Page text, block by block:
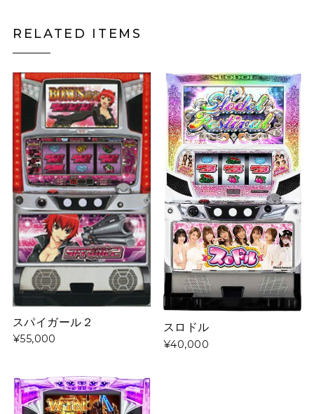
RELATED ITEMS
スパイガール２
¥55,000
スロドル
¥40,000